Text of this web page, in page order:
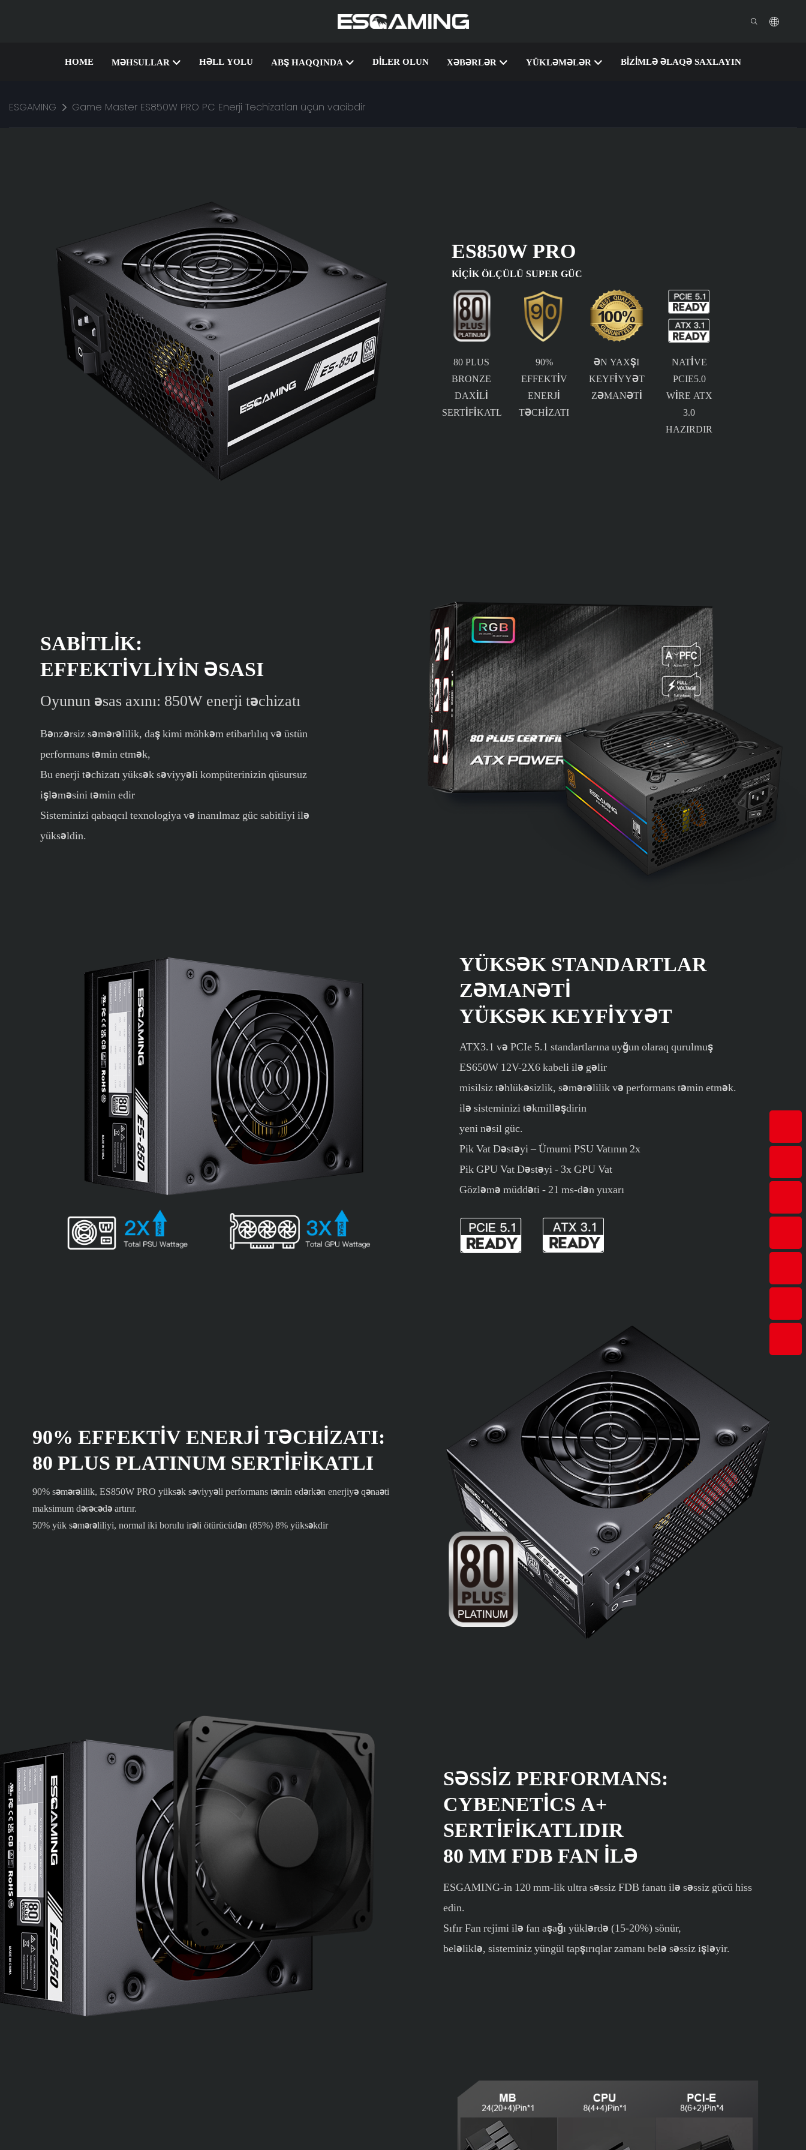
HOME MƏHSULLAR HƏLL YOLU ABŞ HAQQINDA DILER OLUN XƏBƏRLƏR YÜKLƏMƏLƏR BIZIMLƏ ƏLAQƏ SAXLAYIN
ESGAMING Game Master ES850W PRO PC Enerji Təchizatları üçün vacibdir
ES850W PRO
KIÇIK ÖLÇÜLÜ SUPER GÜC
80 PLUS
BRONZE
DAXILI
SERTIFIKATLIDIR
90%
EFFEKTIV
ENERJI
TƏCHIZATI
ƏN YAXŞI
KEYFIYYƏT
ZƏMANƏTI
NATIVE
PCIE5.0
WIRE ATX
3.0
HAZIRDIR
SABITLIK:
EFFEKTIVLIYIN ƏSASI
Oyunun əsas axını: 850W enerji təchizatı
Bənzərsiz səmərəlilik, daş kimi möhkəm etibarlılıq və üstün
performans təmin etmək,
Bu enerji təchizatı yüksək səviyyəli kompüterinizin qüsursuz
işləməsini təmin edir
Sisteminizi qabaqcıl texnologiya və inanılmaz güc sabitliyi ilə
yüksəldin.
YÜKSƏK STANDARTLAR
ZƏMANƏTI
YÜKSƏK KEYFIYYƏT
ATX3.1 və PCIe 5.1 standartlarına uyğun olaraq qurulmuş
ES650W 12V-2X6 kabeli ilə gəlir
misilsiz təhlükəsizlik, səmərəlilik və performans təmin etmək.
ilə sisteminizi təkmilləşdirin
yeni nəsil güc.
Pik Vat Dəstəyi – Ümumi PSU Vatının 2x
Pik GPU Vat Dəstəyi - 3x GPU Vat
Gözləmə müddəti - 21 ms-dən yuxarı
90% EFFEKTIV ENERJI TƏCHIZATI:
80 PLUS PLATINUM SERTIFIKATLI
90% səmərəlilik, ES850W PRO yüksək səviyyəli performans təmin edərkən enerjiyə qənaəti
maksimum dərəcədə artırır.
50% yük səmərəliliyi, normal iki borulu irəli ötürücüdən (85%) 8% yüksəkdir
SƏSSIZ PERFORMANS:
CYBENETICS A+
SERTIFIKATLIDIR
80 MM FDB FAN ILƏ
ESGAMING-in 120 mm-lik ultra səssiz FDB fanatı ilə səssiz gücü hiss
edin.
Sıfır Fan rejimi ilə fan aşağı yüklərdə (15-20%) sönür,
beləliklə, sisteminiz yüngül tapşırıqlar zamanı belə səssiz işləyir.